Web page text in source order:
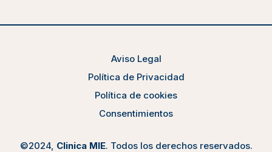
©2024, Clinica MIE. Todos los derechos reservados.
Aviso Legal
Política de Privacidad
Política de cookies
Consentimientos